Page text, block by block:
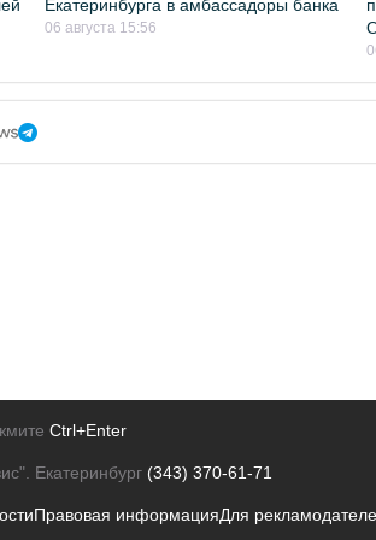
Екатеринбурга в амбассадоры банка
06 августа 15:56
Ctrl+Enter
Екатеринбург (343) 370-61-71
Правовая информацияДля